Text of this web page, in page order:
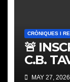
CRÒNIQUES I
🚨
C.B.
PLACES
MAY 27, 2026